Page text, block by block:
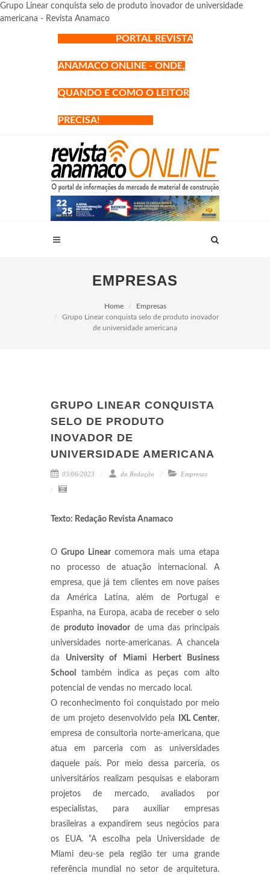
Grupo Linear conquista selo de produto inovador de universidade
americana - Revista Anamaco
PORTAL REVISTA
ANAMACO ONLINE - ONDE,
QUANDO E COMO O LEITOR
PRECISA!
EMPRESAS
Home
Empresas
Grupo Linear conquista selo de produto inovador
de universidade americana
GRUPO LINEAR CONQUISTA
SELO DE PRODUTO
INOVADOR DE
UNIVERSIDADE AMERICANA
03/06/2023 da Redação Empresas
Texto: Redação Revista Anamaco
OGrupo Linearcomemora mais uma etapa
no processo de atuação internacional. A
empresa, que já tem clientes em nove países
da América Latina, além de Portugal e
Espanha, na Europa, acaba de receber o selo
de produto inovador de uma das principais
universidades norte-americanas. A chancela
da University of Miami Herbert Business
School
também indica as peças com alto
potencial de vendas no mercado local.
O reconhecimento foi conquistado por meio
de um projeto desenvolvido pela
IXL Center,
empresa de consultoria norte-americana, que
atua em parceria com as universidades
daquele país. Por meio dessa parceria, os
universitários realizam pesquisas e elaboram
projetos de mercado, avaliados por
especialistas, para auxiliar empresas
brasileiras a expandirem seus negócios para
os EUA. “A escolha pela Universidade de
Miami deu-se pela região ter uma grande
referência mundial no setor de arquitetura.